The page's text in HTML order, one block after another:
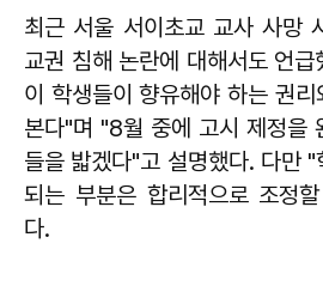
최근 서울 서이초교 교사 사망
교권 침해 논란에 대해서도 언
이 학생들이 향유해야 하는 권
본다"며 "8월 중에 고시 제정을
들을 밟겠다"고 설명했다. 다만 "
되는 부분은 합리적으로 조정
다.